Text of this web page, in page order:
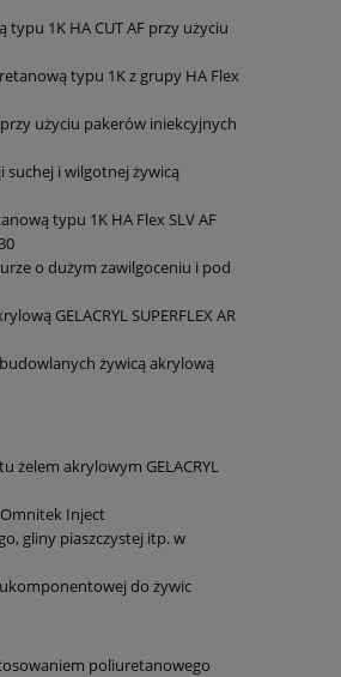
Informacja o
cenach pracy
IRS 2 kw.
124,00 zł
1K HA CUT AF przy użyciu
typu 1K z grupy HA Flex
użyciu pakerów iniekcyjnych
i wilgotnej żywicą
typu 1K HA Flex SLV AF
o dużym zawilgoceniu i pod
GELACRYL SUPERFLEX AR
żywicą akrylową
żelem akrylowym GELACRYL
Inject
gliny piaszczystej itp. w
do żywic
poliuretanowego